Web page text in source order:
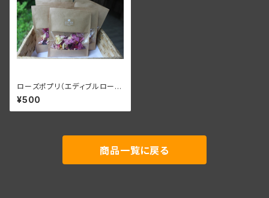
ローズポプリ（エディブルローズ
の乾燥）
¥500
商品一覧に戻る